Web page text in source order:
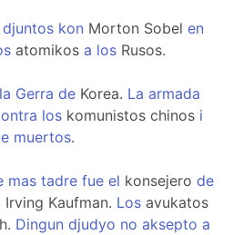
djuntos kon Morton Sobel en
atomikos a los Rusos.
la Gerra de Korea. La armada
los komunistos chinos i
muertos.
mas tadre fue el konsejero de
Irving Kaufman. Los avukatos
Dingun djudyo no aksepto a